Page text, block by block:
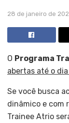
28 de janeiro de
O Programa
abertas até o
Se você busca
dinâmico e com
Trainee Atrio